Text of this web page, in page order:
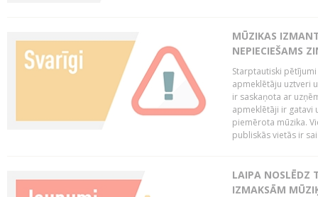
MŪZIKAS
NEPIECIEŠAMS
Starptautiski
apmeklētāju uztveri
ir saskaņota ar
apmeklētāji ir gatavi
piemērota mūzika.
publiskās vietās ir
LAIPA NOSLĒDZ
IZMAKSĀM